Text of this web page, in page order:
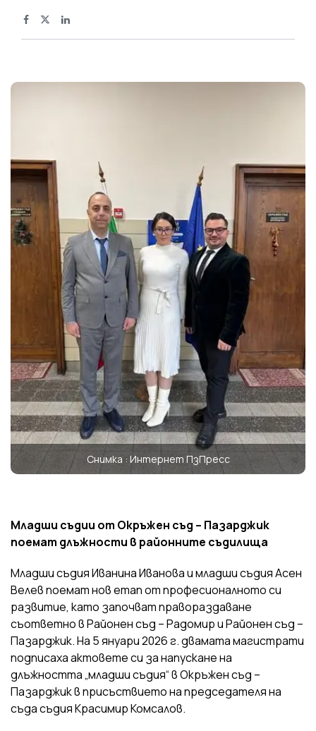
Снимка : Интернет ПзПресс
Младши съдии от Окръжен съд – Пазарджик
поемат длъжности в районните съдилища
Младши съдия Иванина Иванова и младши съдия Асен
Велев поемат нов етап от професионалното си
развитие, като започват правораздаване
съответно в Районен съд – Радомир и Районен съд –
Пазарджик. На 5 януари 2026 г. двамата магистрати
подписаха актовете си за напускане на
длъжността „младши съдия“ в Окръжен съд –
Пазарджик в присъствието на председателя на
съда съдия Красимир Комсалов.